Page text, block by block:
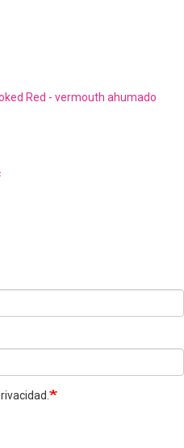
Red - vermouth ahumado